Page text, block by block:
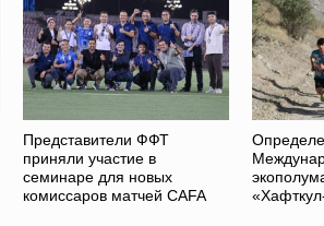
Представители ФФТ
приняли участие в
семинаре для новых
комиссаров матчей CAFA